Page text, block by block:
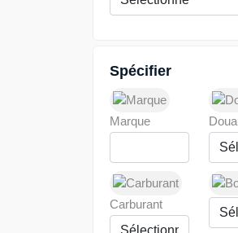
Spécifier
Marque
Carburant